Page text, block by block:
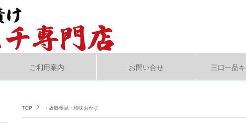
ご利用案内 お問い合せ 三口一品
TOP ・故郷食品・珍味おかず